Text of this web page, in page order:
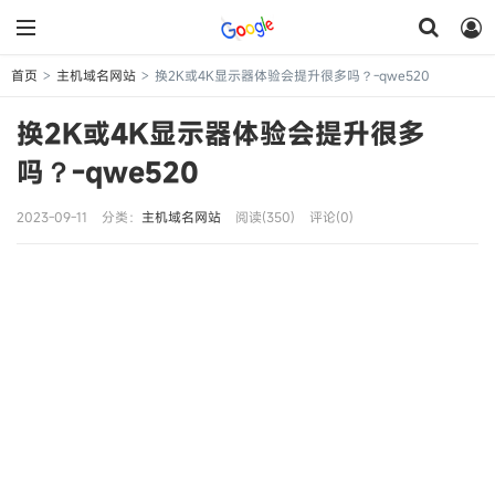
首页 > 主机域名网站 > 换2K或4K显示器体验会提升很多吗？-qwe520
换2K或4K显示器体验会提升很多
吗？-qwe520
2023-09-11 分类： 主机域名网站 阅读(350) 评论(0)